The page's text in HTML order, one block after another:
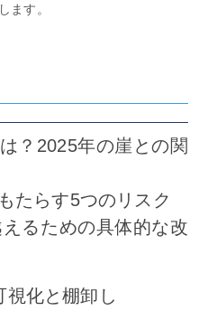
ます。
？2025年の崖との関
たらす5つのリスク
るための具体的な改
視化と棚卸し